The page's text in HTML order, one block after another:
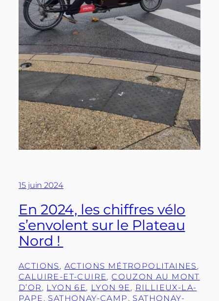
15 juin 2024
En 2024, les chiffres vélo
s’envolent sur le Plateau
Nord !
ACTIONS , ACTIONS MÉTROPOLITAINES
CALUIRE-ET-CUIRE, COUZON AU MONT
D’OR , LYON 6E, LYON 9E , RILLIEUX-LA-
PAPE , SATHONAY-CAMP , SATHONAY-